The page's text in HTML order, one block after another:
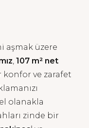
aşmak üzere
107 m² net
konfor ve zarafet
olanakla
zinde bir